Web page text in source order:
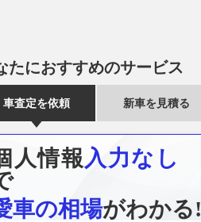
たにおすすめのサービス
車査定を依頼 新車を見積る
人情報 入力なし
車の相場がわかる!